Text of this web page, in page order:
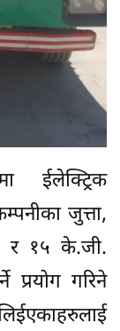
ईलेक्ट्रिक
जुत्ता,
र १५ के.जी.
प्रयोग गरिने